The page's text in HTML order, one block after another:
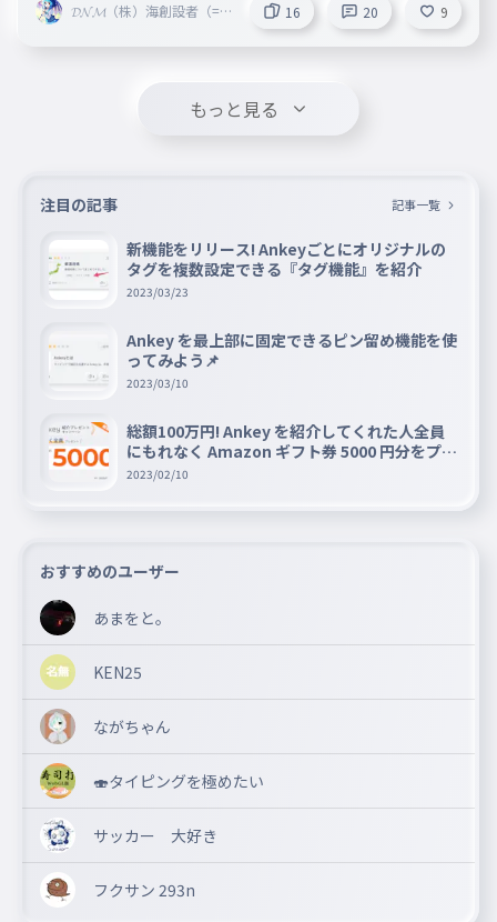
tak3i9io6g02q51bn0?ranking_current=total 受
け付けは私ではなくはっちゃんの方で
𝓓𝓝𝓜（株）海創設者（=^
16 20 9
もっと見る
注目の記事 記事一覧
新機能をリリース! Ankeyごとにオリジナルの
タグを複数設定できる『タグ機能』を紹介
2023/03/23
Ankey を最上部に固定できるピン留め機能を使
ってみよう📌
2023/03/10
総額100万円! Ankey を紹介してくれた人全員
にもれなく Amazon ギフト券 5000 円分をプレ
ゼントキャンペーン!!
2023/02/10
おすすめのユーザー
あまをと。
KEN25
ながちゃん
🍣タイピングを極めたい
サッカー 大好き
フクサン 293n